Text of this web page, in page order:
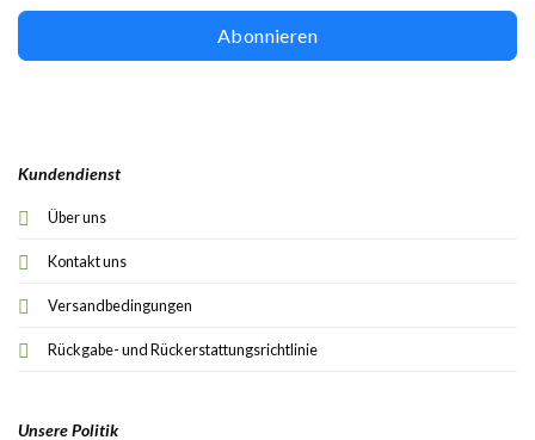
Kundendienst
Über uns
Kontakt uns
Versandbedingungen
Rückgabe- und Rückerstattungsrichtlinie
Unsere Politik
Abonnieren